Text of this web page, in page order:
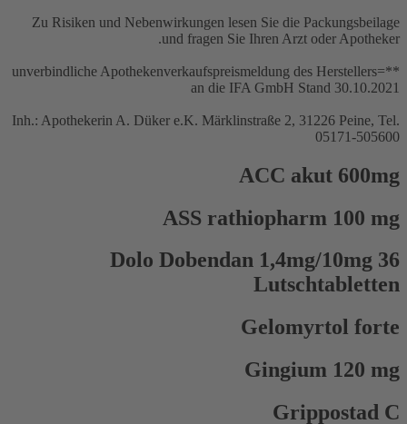
Zu Risiken und Nebenwirkungen lesen Sie die Packungsbeilage
und fragen Sie Ihren Arzt oder Apotheker.
**=unverbindliche Apothekenverkaufspreismeldung des Herstellers
an die IFA GmbH Stand 30.10.2021
Inh.: Apothekerin A. Düker e.K. Märklinstraße 2, 31226 Peine, Tel.
05171-505600
ACC akut 600mg
ASS rathiopharm 100 mg
Dolo Dobendan 1,4mg/10mg 36
Lutschtabletten
Gelomyrtol forte
Gingium 120 mg
Grippostad C